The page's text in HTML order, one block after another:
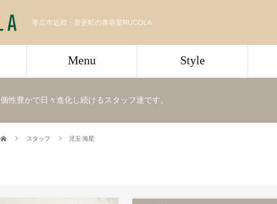
帯広市近郊・音更町の美容室RUCOLA
Menu Style
個性豊かで日々進化し続けるスタッフ達です。
スタッフ 児玉 海星